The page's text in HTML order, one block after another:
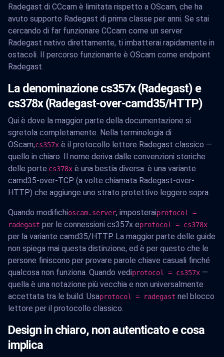
Radegast di CCcam è limitata rispetto a OScam, che ha
avuto supporto Radegast di prima classe per anni. Se stai
cercando di far funzionare CCcam come un server
Radegast nativo direttamente, ti imbatterai rapidamente in
ostacoli. Il percorso funzionante è OScam come endpoint
Radegast.
La denominazione cs357x (Radegast) e
cs378x (Radegast-over-camd35/HTTP)
Qui è dove la maggior parte della documentazione si
sgretola completamente. Nella terminologia di
OScam,cs357x è il protocollo lettore Radegast classico —
quello in chiaro. Il nome deriva dalle convenzioni storiche
delle porte.cs378x è una bestia diversa: è una variante
camd35-over-TCP (a volte chiamata Radegast-over-
HTTP) che aggiunge uno strato protettivo leggero sopra.
Quando modifichioscam.server, imposteraiprotocol =
radegast per le connessioni cs357x eprotocol = cs378x
per la variante camd35/HTTP. La maggior parte delle guide
non spiega mai questa distinzione, ed è per questo che le
persone finiscono per provare parole chiave casuali finché
qualcosa non funziona. Quando vediprotocol = cs357x —
quella è una notazione più vecchia e non universalmente
accettata tra le build. Usaprotocol = radegast nel blocco
lettore per il protocollo classico.
Design in chiaro, non autenticato e cosa
implica